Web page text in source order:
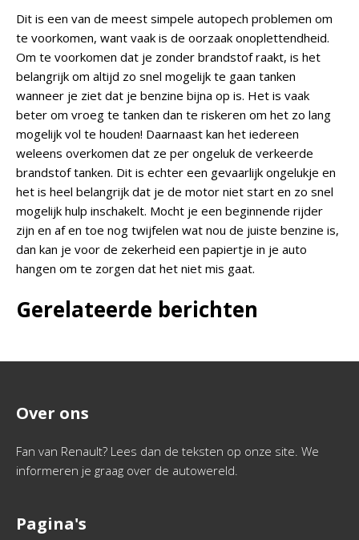
Dit is een van de meest simpele autopech problemen om
te voorkomen, want vaak is de oorzaak onoplettendheid.
Om te voorkomen dat je zonder brandstof raakt, is het
belangrijk om altijd zo snel mogelijk te gaan tanken
wanneer je ziet dat je benzine bijna op is. Het is vaak
beter om vroeg te tanken dan te riskeren om het zo lang
mogelijk vol te houden! Daarnaast kan het iedereen
weleens overkomen dat ze per ongeluk de verkeerde
brandstof tanken. Dit is echter een gevaarlijk ongelukje en
het is heel belangrijk dat je de motor niet start en zo snel
mogelijk hulp inschakelt. Mocht je een beginnende rijder
zijn en af en toe nog twijfelen wat nou de juiste benzine is,
dan kan je voor de zekerheid een papiertje in je auto
hangen om te zorgen dat het niet mis gaat.
Gerelateerde berichten
Over ons
Fan van Renault? Lees dan de teksten op onze site. We
informeren je graag over de autowereld.
Pagina's